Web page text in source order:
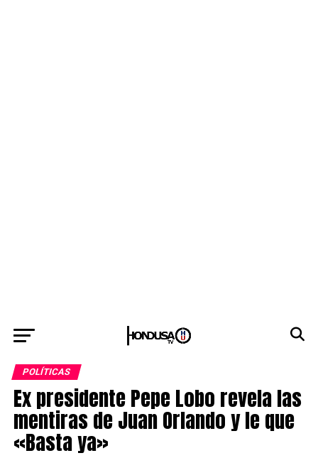
POLÍTICAS
Ex presidente Pepe Lobo revela las
mentiras de Juan Orlando y le que
«Basta ya»